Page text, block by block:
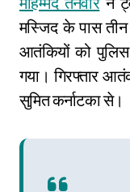
मस्जिद के पास
आतंकियों को
गया। गिरफ्तार
सुमित कर्नाटका से।